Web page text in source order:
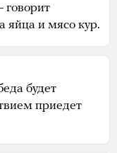
говорит
яйца и мясо кур.
будет
приедет